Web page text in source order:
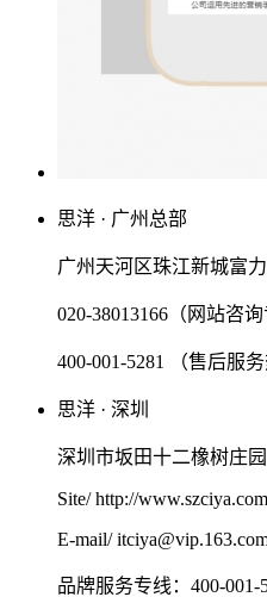
思洋 · 广州总部
广州天河区珠江新城富
020-38013166（网站咨询
400-001-5281 （售后服务
思洋 · 深圳
深圳市坂田十二橡树庄
Site/ http://www.szciya.com
E-mail/
品牌服务专线：400-001-